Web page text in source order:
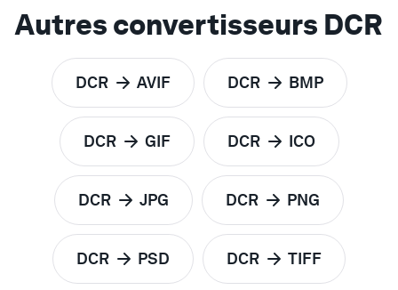
Autres convertisseurs DCR
DCR pourAVIF DCR pour
BMP
DCR pour
GIF DCR pour
ICO
DCR pour
JPG DCR pour
PNG
DCR pour
PSD DCR pourTIFF